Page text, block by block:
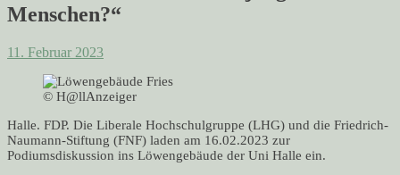
Menschen?“
11. Februar 2023
© H@llAnzeiger
Halle. FDP. Die Liberale Hochschulgruppe (LHG) und die Friedrich-
Naumann-Stiftung (FNF) laden am 16.02.2023 zur
Podiumsdiskussion ins Löwengebäude der Uni Halle ein.